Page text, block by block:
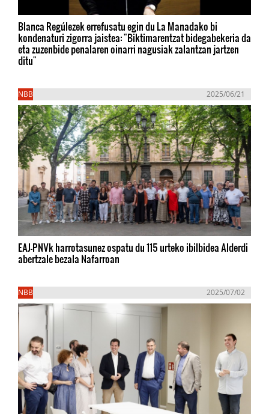
Blanca Regúlezek errefusatu egin du La Manadako bi
kondenaturi zigorra jaistea: "Biktimarentzat bidegabekeria da
eta zuzenbide penalaren oinarri nagusiak zalantzan jartzen
ditu"
NBB 2025/06/21
EAJ-PNVk harrotasunez ospatu du 115 urteko ibilbidea Alderdi
abertzale bezala Nafarroan
NBB 2025/07/02